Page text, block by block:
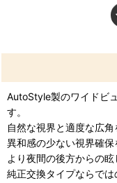
AutoStyle製のワイドビ
す。
自然な視界と適度な広
異和感の少ない視界確
より夜間の後方からの
純正交換タイプならでは